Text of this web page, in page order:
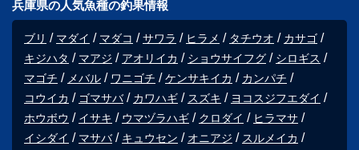
兵庫県の人気魚種の釣果情報
ブリ マダイ マダコ サワラ ヒラメ タチウオ
カサゴ
キジハタ
マアジ アオリイカ ショウサイフグ
シロギス
マゴチ
メバル ワニゴチ ケンサキイカ
カンパチ
コウイカ
ゴマサバ カワハギ スズキ
ヨコスジフエダイ
ホウボウ
イサキ ウマヅラハギ クロダイ
ヒラマサ
イシダイ
マサバ キュウセン オニアジ
スルメイカ